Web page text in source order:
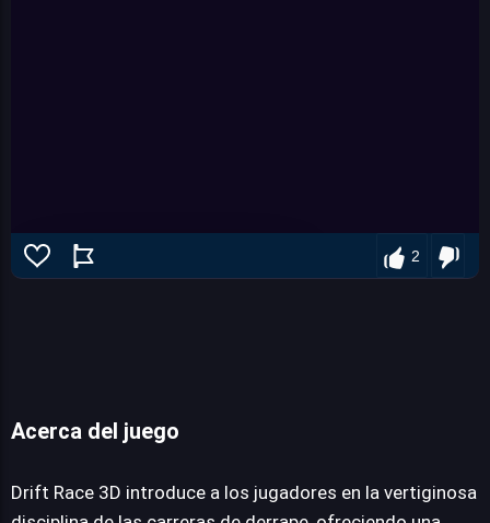
2
Acerca del juego
Drift Race 3D introduce a los jugadores en la vertiginosa